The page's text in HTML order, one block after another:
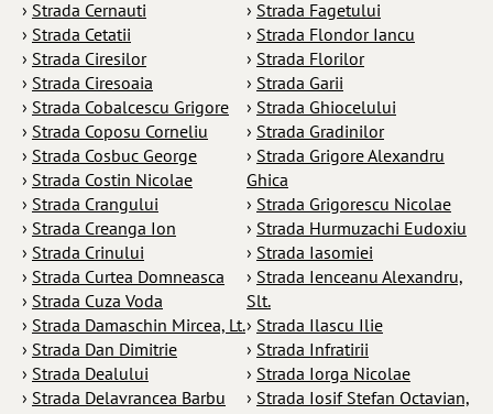
› Strada Cernauti
› Strada Cetatii
› Strada Ciresilor
› Strada Ciresoaia
› Strada Cobalcescu Grigore
› Strada Coposu Corneliu
› Strada Cosbuc George
› Strada Costin Nicolae
› Strada Crangului
› Strada Creanga Ion
› Strada Crinului
› Strada Curtea Domneasca
› Strada Cuza Voda
› Strada Damaschin Mircea, Lt.
› Strada Dan Dimitrie
› Strada Dealului
› Strada Delavrancea Barbu
› Strada Fagetului
› Strada Flondor Iancu
› Strada Florilor
› Strada Garii
› Strada Ghiocelului
› Strada Gradinilor
› Strada Grigore Alexandru
Ghica
› Strada Grigorescu Nicolae
› Strada Hurmuzachi Eudoxiu
› Strada Iasomiei
› Strada Ienceanu Alexandru,
Slt.
› Strada Ilascu Ilie
› Strada Infratirii
› Strada Iorga Nicolae
› Strada Iosif Stefan Octavian,